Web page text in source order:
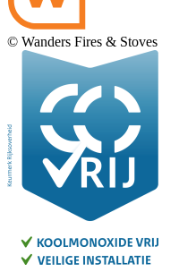
© Wanders Fires & Stoves